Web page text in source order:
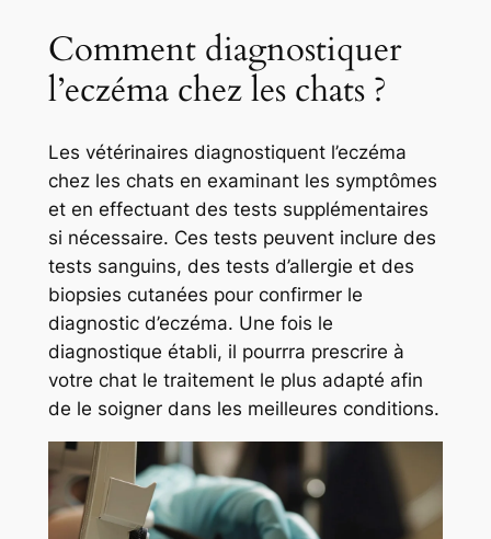
Comment diagnostiquer
l’eczéma chez les chats ?
Les vétérinaires diagnostiquent l’eczéma
chez les chats en examinant les symptômes
et en effectuant des tests supplémentaires
si nécessaire. Ces tests peuvent inclure des
tests sanguins, des tests d’allergie et des
biopsies cutanées pour confirmer le
diagnostic d’eczéma. Une fois le
diagnostique établi, il pourrra prescrire à
votre chat le traitement le plus adapté afin
de le soigner dans les meilleures conditions.